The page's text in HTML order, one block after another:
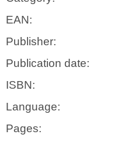
EAN:
Publisher:
Publication date:
ISBN:
Language:
Pages: